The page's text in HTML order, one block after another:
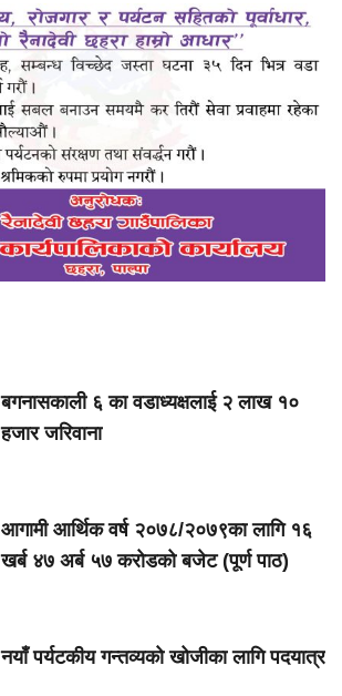
बगनासकाली ६ का वडाध्यक्षलाई २ लाख १०
हजार जरिवाना
आगामी आर्थिक वर्ष २०७८/२०७९का लागि १६
खर्ब ४७ अर्ब ५७ करोडको बजेट (पूर्ण पाठ)
नयाँ पर्यटकीय गन्तव्यको खोजीका लागि पदयात्र